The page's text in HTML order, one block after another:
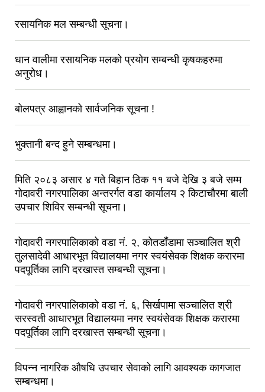
रसायनिक मल सम्बन्धी सूचना।
धान वालीमा रसायनिक मलको प्रयोग सम्बन्धी कृषकहरुमा
अनुरोध।
बोलपत्र आह्वानको सार्वजनिक सूचना !
भुक्तानी बन्द हुने सम्बन्धमा।
मिति २०८३ असार ४ गते बिहान ठिक ११ बजे देखि ३ बजे सम्म
गोदावरी नगरपालिका अन्तरर्गत वडा कार्यालय २ किटाचौरमा बाली
उपचार शिविर सम्बन्धी सूचना।
गोदावरी नगरपालिकाको वडा नं. २, कोतडाँडामा सञ्चालित श्री
तुलसादेवी आधारभूत विद्यालयमा नगर स्वयंसेवक शिक्षक करारमा
पदपूर्तिका लागि दरखास्त सम्बन्धी सूचना।
गोदावरी नगरपालिकाको वडा नं. ६, सिर्खपामा सञ्चालित श्री
सरस्वती आधारभूत विद्यालयमा नगर स्वयंसेवक शिक्षक करारमा
पदपूर्तिका लागि दरखास्त सम्बन्धी सूचना।
विपन्न नागरिक औषधि उपचार सेवाको लागि आवश्यक कागजात
सम्बन्धमा।